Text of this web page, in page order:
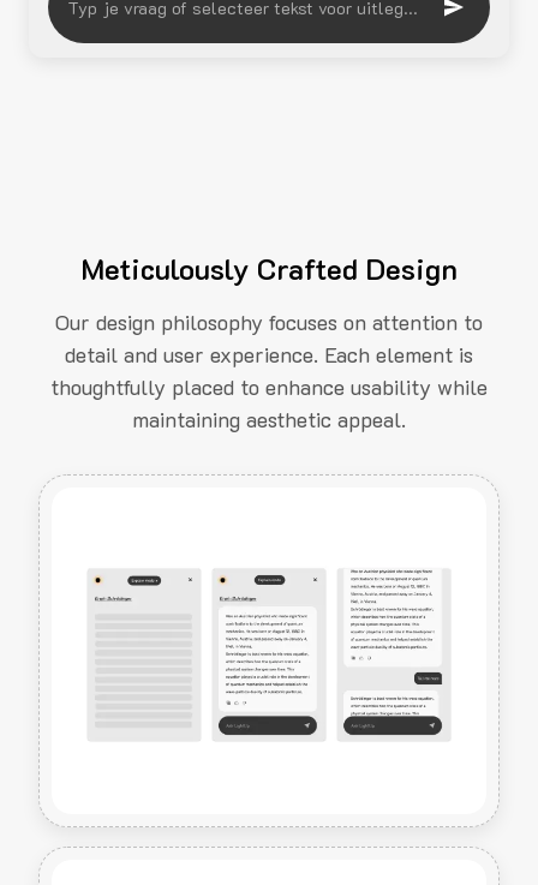
Meticulously Crafted Design
Our design philosophy focuses on attention to
detail and user experience. Each element is
thoughtfully placed to enhance usability while
maintaining aesthetic appeal.